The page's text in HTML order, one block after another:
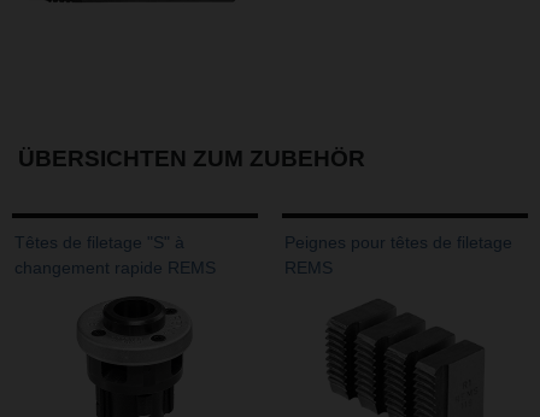
ÜBERSICHTEN ZUM ZUBEHÖR
Têtes de filetage "S" à
changement rapide REMS
Peignes pour têtes de filetage
REMS